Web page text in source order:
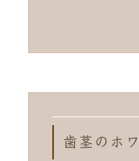
歯茎のホ